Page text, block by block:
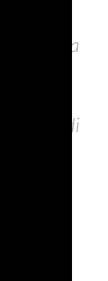
da
il
gara di
più
in